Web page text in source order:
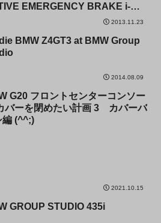
EMERGENCY BRAKE i-
2013.11.23
BMW Z4GT3 at BMW Group
2014.08.09
G20 フロントセンターコンソー
バーを閉めたい計画 3 カバーバ
編 (^^;)
2021.10.15
GROUP STUDIO 435i